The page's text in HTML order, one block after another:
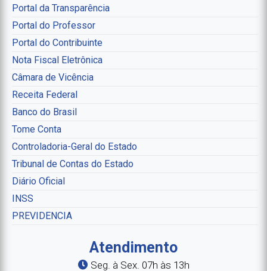
Portal da Transparência
Portal do Professor
Portal do Contribuinte
Nota Fiscal Eletrônica
Câmara de Vicência
Receita Federal
Banco do Brasil
Tome Conta
Controladoria-Geral do Estado
Tribunal de Contas do Estado
Diário Oficial
INSS
PREVIDENCIA
Atendimento
Seg. à Sex. 07h às 13h